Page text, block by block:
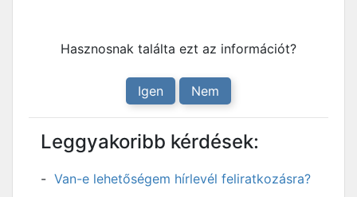
Hasznosnak találta ezt az információt?
Igen Nem
Leggyakoribb kérdések:
Van-e lehetőségem hírlevél feliratkozásra?